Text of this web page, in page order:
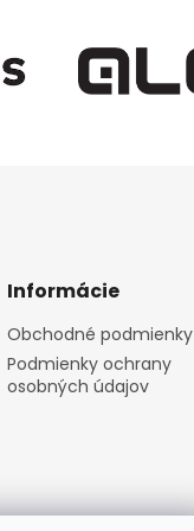
Informácie
Obchodné podmienky
Podmienky ochrany
osobných údajov